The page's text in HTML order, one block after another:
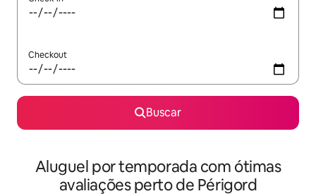
Checkout
Buscar
Aluguel por temporada com ótimas
avaliações perto de Périgord